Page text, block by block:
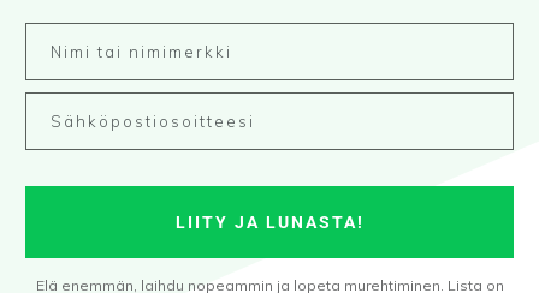
LIITY JA LUNASTA!
Elä enemmän, laihdu nopeammin ja lopeta murehtiminen. Lista on